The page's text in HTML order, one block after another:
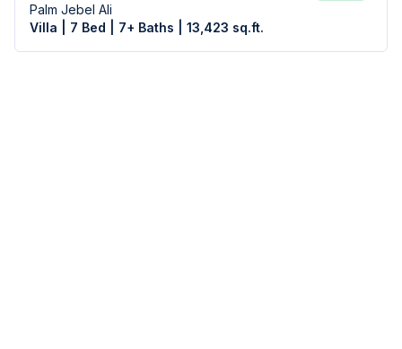
Palm Jebel Ali
Villa | 7 Bed | 7+ Baths | 13,423 sq.ft.